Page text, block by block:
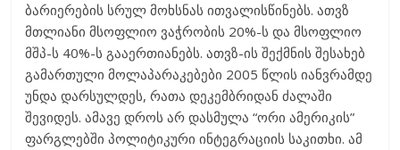
ბარიერების სრულ მოხსნას ითვალისწინებს. ათვზ
მთლიანი მსოფლიო ვაჭრობის 20%-ს და მსოფლიო
მშპ-ს 40%-ს გააერთიანებს. ათვზ-ის შექმნის შესახებ
გამართული მოლაპარაკებები 2005 წლის იანვრამდე
უნდა დარსულდეს, რათა დეკემბრიდან ძალაში
შევიდეს. ამავე დროს არ დასმულა “ორი ამერიკის”
ფარგლებში პოლიტიკური ინტეგრაციის საკითხი. ამ